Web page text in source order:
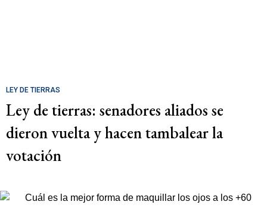
LEY DE TIERRAS
Ley de tierras: senadores aliados se
dieron vuelta y hacen tambalear la
votación